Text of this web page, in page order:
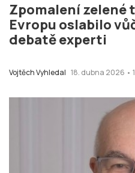
Zpomalení zelené
Evropu oslabilo
debatě experti
Vojtěch Vyhledal 18. dubna 2026 •